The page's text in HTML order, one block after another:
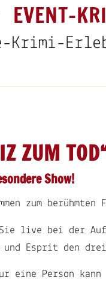
EVENT-
Krimi-
ZUM
Show!
zum
live bei der
und Esprit den
eine Person kann